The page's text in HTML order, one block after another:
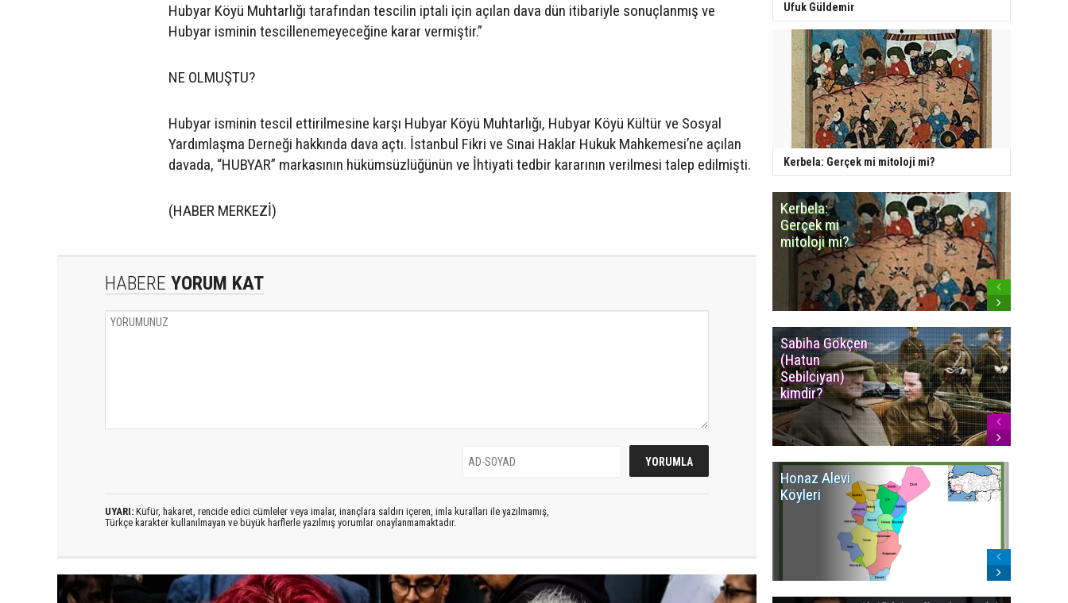
Hubyar Köyü Muhtarlığı tarafından tescilin iptali için açılan dava dün itibariyle sonuçlanmış ve
Hubyar isminin tescillenemeyeceğine karar vermiştir.”
NE OLMUŞTU?
Hubyar isminin tescil ettirilmesine karşı Hubyar Köyü Muhtarlığı, Hubyar Köyü Kültür ve Sosyal
Yardımlaşma Derneği hakkında dava açtı. İstanbul Fikri ve Sınai Haklar Hukuk Mahkemesi’ne açılan
davada, “HUBYAR” markasının hükümsüzlüğünün ve İhtiyati tedbir kararının verilmesi talep edilmişti.
(HABER MERKEZİ)
HABERE YORUM KAT
UYARI: Küfür, hakaret, rencide edici cümleler veya imalar, inançlara saldırı içeren, imla kuralları ile yazılmamış,
Türkçe karakter kullanılmayan ve büyük harflerle yazılmış yorumlar onaylanmamaktadır.
Ufuk Güldemir
Kerbela: Gerçek mi mitoloji mi?
Kerbela:
Gerçek mi
mitoloji mi?
Sabiha Gökçen
(Hatun
Sebilciyan)
kimdir?
Honaz Alevi
Köyleri